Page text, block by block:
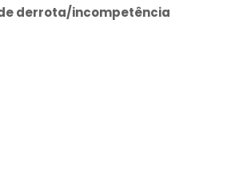
de derrota/incompetência